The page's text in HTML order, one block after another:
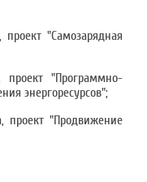
"Самозарядная
"Программно-
энергоресурсов";
"Продвижение